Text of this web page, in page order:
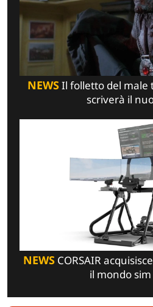
NEWSIl folletto del male
scriverà il
NEWSCORSAIR
il mondo